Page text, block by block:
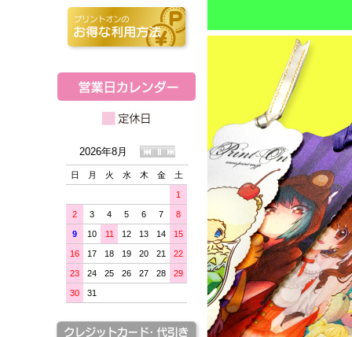
2026年8月
日 月 火 水 木 金 土
1
2 3 4 5 6 7 8
9 10 11 12 13 14 15
16 17 18 19 20 21 22
23 24 25 26 27 28 29
30 31